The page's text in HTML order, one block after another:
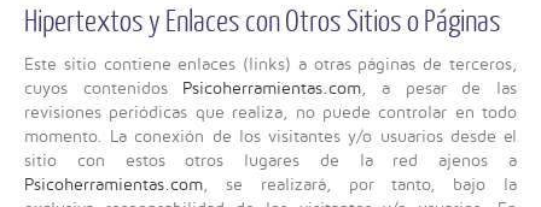
Hipertextos y Enlaces con Otros Sitios o Páginas
Este sitio contiene enlaces (links) a otras páginas de terceros,
cuyos contenidos
Psicoherramientas.com, a pesar de las
revisiones periódicas que realiza, no puede controlar en todo
momento. La conexión de los visitantes y/o usuarios desde el
sitio con estos otros lugares de la red ajenos a
Psicoherramientas.com, se realizará, por tanto, bajo la